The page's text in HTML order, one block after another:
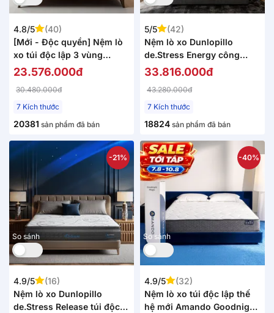
4.8/5
(40)
[Mới - Độc quyền] Nệm lò
xo túi độc lập 3 vùng
Dunlopillo de.Stress
23.576.000đ
30.480.000đ
7 Kích thước
20381 sản phẩm đã bán
5/5
(42)
Nệm lò xo Dunlopillo
de.Stress Energy công
nghệ cách ly chuyển động
33.816.000đ
43.280.000đ
7 Kích thước
18824 sản phẩm đã bán
So sánh
-21%
4.9/5
(16)
Nệm lò xo Dunlopillo
de.Stress Release túi độc
So sánh
-40%
4.9/5
(32)
Nệm lò xo túi độc lập thế
hệ mới Amando Goodnight